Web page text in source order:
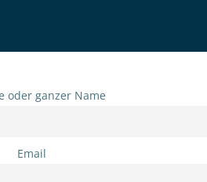
oder ganzer Name
Email